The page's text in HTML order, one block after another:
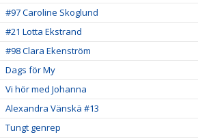
#97 Caroline Skoglund
#21 Lotta Ekstrand
#98 Clara Ekenström
Dags för My
Vi hör med Johanna
Alexandra Vänskä #13
Tungt genrep